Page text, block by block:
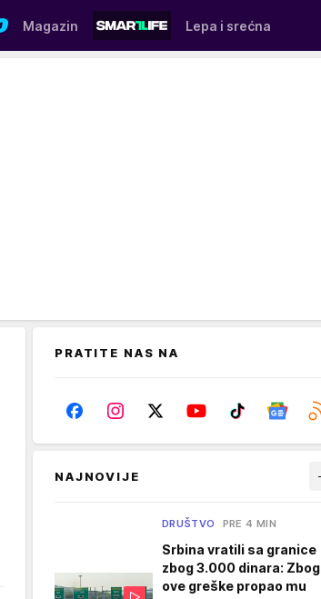
Magazin Lepa i srećna
PRATITE NAS NA
NAJNOVIJE
DRUŠTVO PRE 4 MIN
Srbina vratili sa granice
zbog 3.000 dinara: Zbog
ove greške propao mu